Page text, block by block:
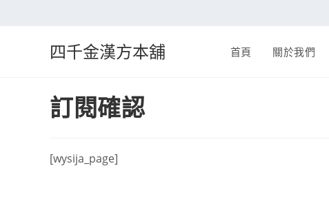
四千金漢方本舖 首頁 關於我們
訂閱確認
[wysija_page]